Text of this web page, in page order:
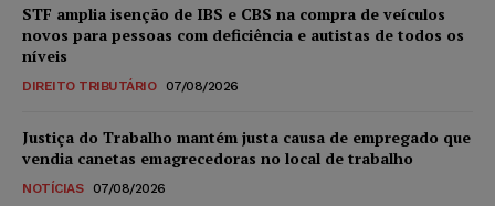
STF amplia isenção de IBS e CBS na compra de veículos
novos para pessoas com deficiência e autistas de todos os
níveis
DIREITO TRIBUTÁRIO 07/08/2026
Justiça do Trabalho mantém justa causa de empregado que
vendia canetas emagrecedoras no local de trabalho
NOTÍCIAS 07/08/2026